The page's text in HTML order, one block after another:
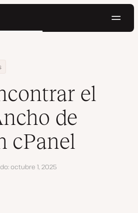
Ancho de Banda en cPanel
el
de
cPanel
octubre 1, 2025